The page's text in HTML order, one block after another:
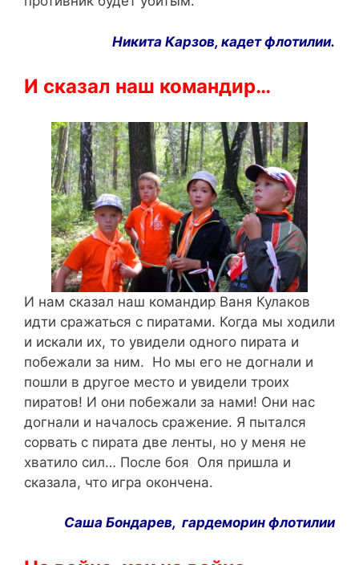
Никита Карзов, кадет флотилии.
И сказал наш командир…
И нам сказал наш командир Ваня Кулаков
идти сражаться с пиратами. Когда мы ходили
и искали их, то увидели одного пирата и
побежали за ним. Но мы его не догнали и
пошли в другое место и увидели троих
пиратов! И они побежали за нами! Они нас
догнали и началось сражение. Я пытался
сорвать с пирата две ленты, но у меня не
хватило сил… После боя Оля пришла и
сказала, что игра окончена.
Саша Бондарев, гардеморин флотилии